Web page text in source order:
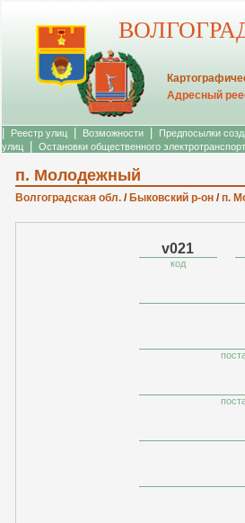
Адресный
Реестр улиц Возможности Предпосылки
улиц
Остановки общественного
п. Молодежный
Волгоградская обл. / Быковский р-он /п.
v021
код